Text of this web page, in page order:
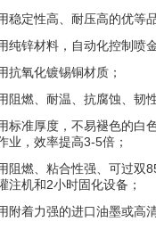
稳定性高、耐压高的优等
纯锌材料，自动化控制喷
抗氧化镀锡铜材质；
阻燃、耐温、抗腐蚀、韧
标准厚度，不易褪色的白
业，效率提高3-5倍；
阻燃、粘合性强、可过双
注机和2小时固化设备；
附着力强的进口油墨或高